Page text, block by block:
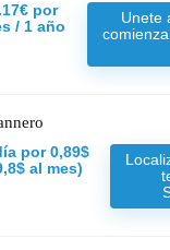
por
/ 1 año
Unete
por 0,89$
al mes)